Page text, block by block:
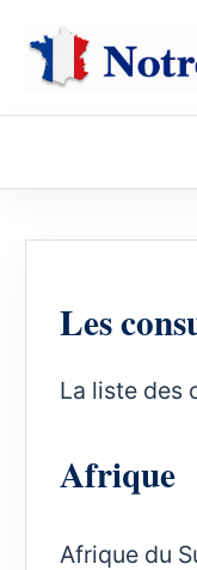
Les
La liste des
Afrique
Afrique du